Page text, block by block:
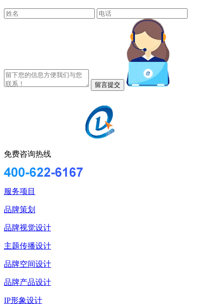
免费咨询热线
服务项目
品牌策划
品牌视觉设计
主题传播设计
品牌空间设计
品牌产品设计
IP形象设计